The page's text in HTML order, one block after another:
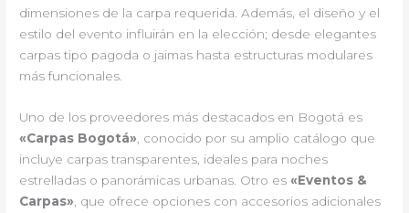
dimensiones de la carpa requerida. Además, el diseño y el
estilo del evento influirán en la elección; desde elegantes
carpas tipo pagoda o jaimas hasta estructuras modulares
más funcionales.
Uno de los proveedores más destacados en Bogotá es
«Carpas Bogotá» , conocido por su amplio catálogo que
incluye carpas transparentes, ideales para noches
estrelladas o panorámicas urbanas. Otro es«Eventos &
Carpas» , que ofrece opciones con accesorios adicionales